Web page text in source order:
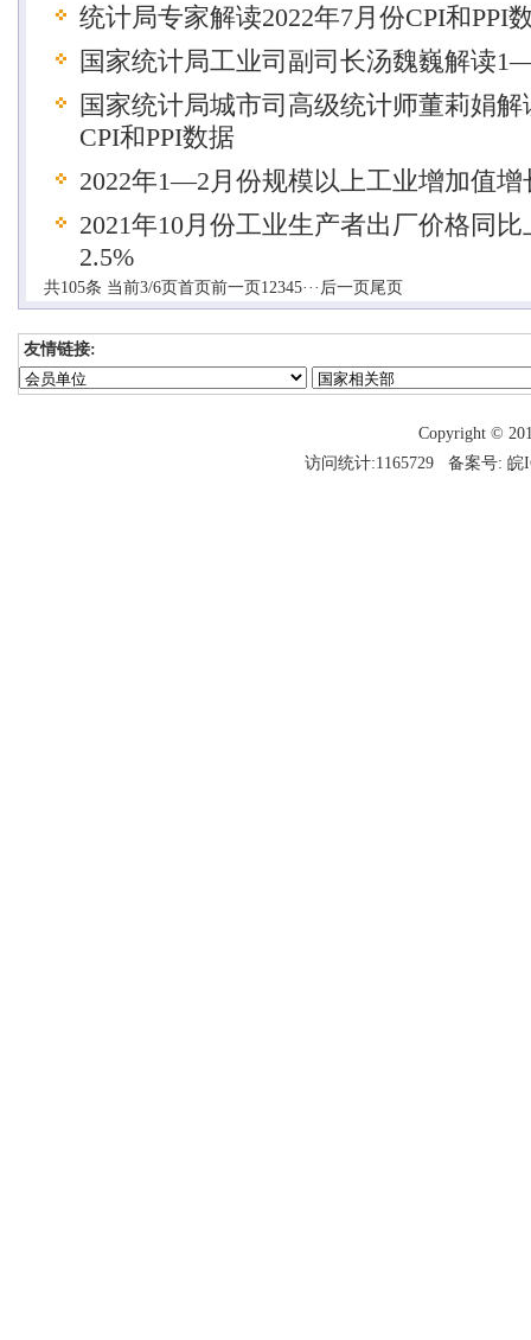
统计局专家解读2022年7月份CPI和PPI
国家统计局工业司副司长汤魏巍解读
国家统计局城市司高级统计师董莉娟解
CPI和PPI数据
2022年1—2月份规模以上工业增加值增
2021年10月份工业生产者出厂价格同
2.5%
共105条 当前3/6页首页前一页1 2345··· 后一页尾页
友情链接:
Copyright ©
访问统计:1165729 备案号: 皖